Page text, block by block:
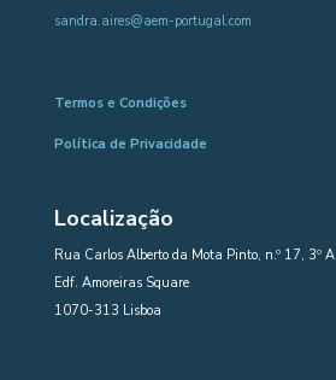
sandra.aires@aem-portugal.com
Termos e Condições
Política de Privacidade
Localização
Rua Carlos Alberto da Mota Pinto, n.º 17, 3º A
Edf. Amoreiras Square
1070-313 Lisboa